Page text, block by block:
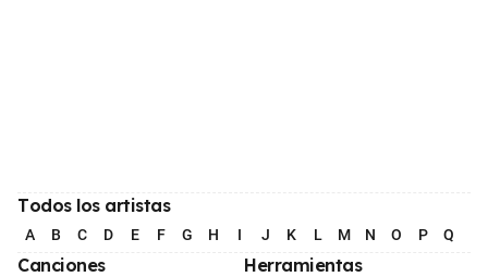
Todos los artistas
A B C D E F G H I J K L M N O P Q
Canciones Herramientas